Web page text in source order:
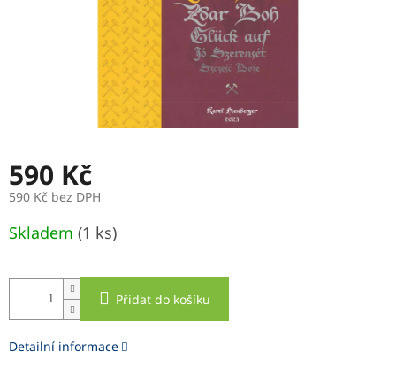
590 Kč
590 Kč bez DPH
cena:
Skladem (1 ks)
Přidat do košíku
Detailní informace